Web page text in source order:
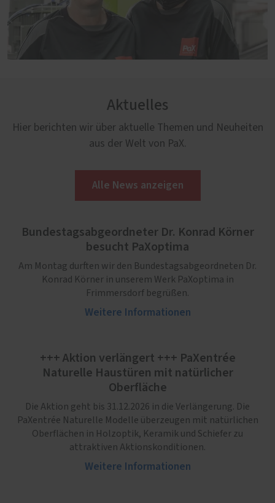
Aktuelles
Hier berichten wir über aktuelle Themen und Neuheiten
aus der Welt von PaX.
Alle News anzeigen
Bundestagsabgeordneter Dr. Konrad Körner
besucht PaXoptima
Am Montag durften wir den Bundestagsabgeordneten Dr.
Konrad Körner in unserem Werk PaXoptima in
Frimmersdorf begrüßen.
Weitere Informationen
+++ Aktion verlängert +++ PaXentrée
Naturelle Haustüren mit natürlicher
Oberfläche
Die Aktion geht bis 31.12.2026 in die Verlängerung. Die
PaXentrée Naturelle Modelle überzeugen mit natürlichen
Oberflächen in Holzoptik, Keramik und Schiefer zu
attraktiven Aktionskonditionen.
Weitere Informationen